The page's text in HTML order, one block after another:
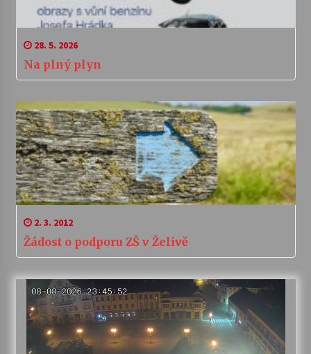
28. 5. 2026
Na plný plyn
2. 3. 2012
Žádost o podporu ZŠ v Želivě